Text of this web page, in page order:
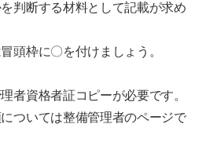
判断する材料として記載が求め
頭枠に〇を付けましょう。
者資格者証コピーが必要です。
ついては整備管理者のページで